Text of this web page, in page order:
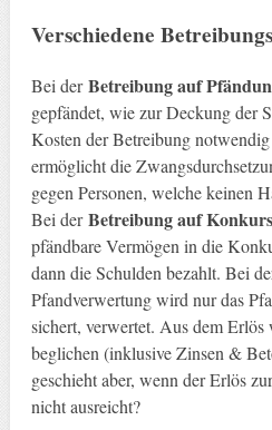
Verschiedene
Bei derBetreibung auf
gepfändet, wie zur Deckung der
Kosten der Betreibung
ermöglicht die
gegen Personen, welche keinen
Bei derBetreibung auf Konkurs
pfändbare Vermögen in die
dann die Schulden bezahlt. Bei
Pfandverwertung wird nur das
sichert, verwertet. Aus dem Erlös
beglichen (inklusive Zinsen &
geschieht aber, wenn der Erlös
nicht ausreicht?